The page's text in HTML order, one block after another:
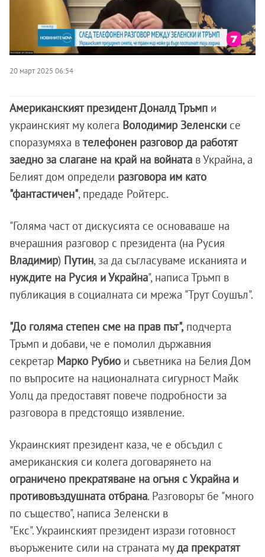
20 март 2025 06:54
Американският президент Доналд Тръмп и
украинският му колега Володимир Зеленски се
споразумяха в телефонен разговор да работят
заедно за слагане на край на войната в Украйна, а
Белият дом определи разговора им като
"фантастичен", предаде Ройтерс.
"Голяма част от дискусията се основаваше на
вчерашния разговор с президента (на Русия
Владимир) Путин, за да съгласуваме исканията и
нуждите на Русия и Украйна", написа Тръмп в
публикация в социалната си мрежа "Трут Соушъл".
"До голяма степен сме на прав път", подчерта
Тръмп и добави, че е помолил държавния
секретар Марко Рубио и съветника на Белия Дом
по въпросите на националната сигурност Майк
Уолц да предоставят повече подробности за
разговора в предстоящо изявление.
Украинският президент каза, че е обсъдил с
американския си колега договарянето на
ограничено прекратяване на огъня с Украйна и
противовъздушната отбрана. Разговорът бе "много
по същество", написа Зеленски в
"Екс". Украинският президент изрази готовност
въоръжените сили на страната муда прекратят